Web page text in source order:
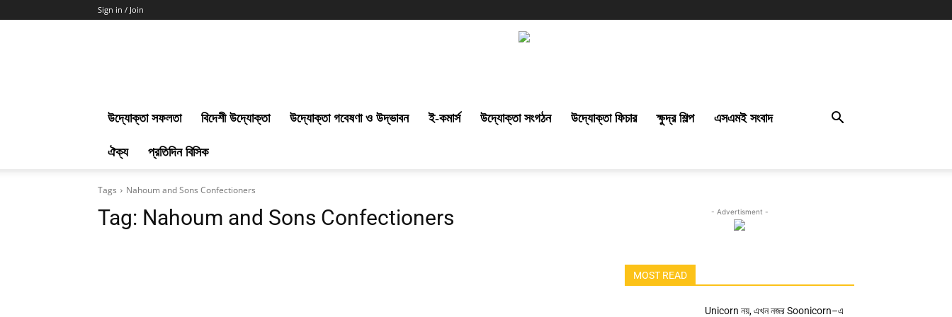
Sign in / Join
উদ্যোক্তা সফলতা বিদেশী উদ্যোক্তা উদ্যোক্তা গবেষণা ও উদ্ভাবন ই-কমার্স উদ্যোক্তা সংগঠন উদ্যোক্তা ফিচার ক্ষুদ্র শিল্প এসএমই সংবাদ
ঐক্য প্রতিদিন বিসিক
Tags Nahoum and Sons Confectioners
Tag: Nahoum and Sons Confectioners - Advertisment -
MOST READ
Unicorn নয়, এখন নজর Soonicorn–এ